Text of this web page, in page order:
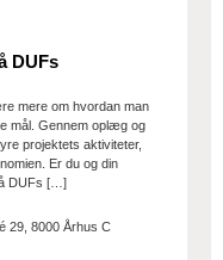
DUFs
mere om hvordan man
mål. Gennem oplæg og
projektets aktiviteter,
Er du og din
DUFs […]
29, 8000 Århus C